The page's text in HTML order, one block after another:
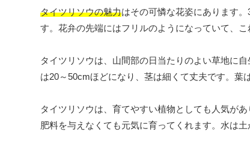
タイツリソウの魅力はその可憐な花姿にあります
す。花弁の先端にはフリルのようになっていて、こ
タイツリソウは、山間部の日当たりのよい草地に
は20～50cmほどになり、茎は細くて丈夫です。葉
タイツリソウは、育てやすい植物としても人気が
肥料を与えなくても元気に育ってくれます。水は